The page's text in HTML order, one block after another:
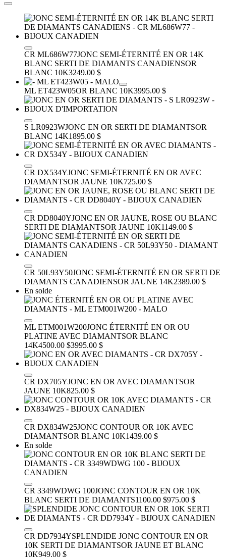
CR ML686W77JONC SEMI-ÉTERNITÉ EN OR 14K
BLANC SERTI DE DIAMANTS CANADIENSOR
BLANC 10K3249.00 $
ML ET423W05OR BLANC 10K3995.00 $
S LR0923WJONC EN OR SERTI DE DIAMANTSOR
BLANC 14K1895.00 $
CR DX534YJONC SEMI-ÉTERNITÉ EN OR AVEC
DIAMANTSOR JAUNE 10K725.00 $
CR DD8040YJONC EN OR JAUNE, ROSE OU BLANC
SERTI DE DIAMANTSOR JAUNE 10K1149.00 $
CR 50L93Y50JONC SEMI-ÉTERNITÉ EN OR SERTI DE
DIAMANTS CANADIENSOR JAUNE 14K2389.00 $
En solde
ML ETM001W200JONC ÉTERNITÉ EN OR OU
PLATINE AVEC DIAMANTSOR BLANC
14K4500.00 $3995.00 $
CR DX705YJONC EN OR AVEC DIAMANTSOR
JAUNE 10K825.00 $
CR DX834W25JONC CONTOUR OR 10K AVEC
DIAMANTSOR BLANC 10K1439.00 $
En solde
CR 3349WDWG 100JONC CONTOUR EN OR 10K
BLANC SERTI DE DIAMANTS1100.00 $975.00 $
CR DD7934YSPLENDIDE JONC CONTOUR EN OR
10K SERTI DE DIAMANTSOR JAUNE ET BLANC
10K949.00 $